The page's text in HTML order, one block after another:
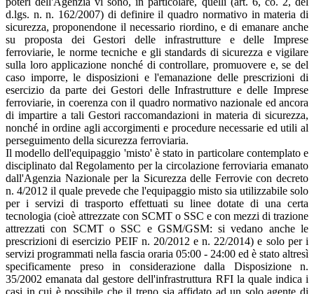
d.lgs. n. n. 162/2007) di definire il quadro normativo in materia di
sicurezza, proponendone il necessario riordino, e di emanare anche
su proposta dei Gestori delle infrastrutture e delle Imprese
ferroviarie, le norme tecniche e gli standards di sicurezza e vigilare
sulla loro applicazione nonché di controllare, promuovere e, se del
caso imporre, le disposizioni e l'emanazione delle prescrizioni di
esercizio da parte dei Gestori delle Infrastrutture e delle Imprese
ferroviarie, in coerenza con il quadro normativo nazionale ed ancora
di impartire a tali Gestori raccomandazioni in materia di sicurezza,
nonché in ordine agli accorgimenti e procedure necessarie ed utili al
perseguimento della sicurezza ferroviaria.
Il modello dell'equipaggio 'misto' è stato in particolare contemplato e
disciplinato dal Regolamento per la circolazione ferroviaria emanato
dall'Agenzia Nazionale per la Sicurezza delle Ferrovie con decreto
n. 4/2012 il quale prevede che l'equipaggio misto sia utilizzabile solo
per i servizi di trasporto effettuati su linee dotate di una certa
tecnologia (cioè attrezzate con SCMT o SSC e con mezzi di trazione
attrezzati con SCMT o SSC e GSM/GSM: si vedano anche le
prescrizioni di esercizio PEIF n. 20/2012 e n. 22/2014) e solo per i
servizi programmati nella fascia oraria 05:00 - 24:00 ed è stato altresì
specificamente preso in considerazione dalla Disposizione n.
35/2002 emanata dal gestore dell'infrastruttura RFI la quale indica i
casi in cui è possibile che il treno sia affidato ad un solo agente di